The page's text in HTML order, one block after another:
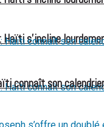
Haïti s’incline
connaît son